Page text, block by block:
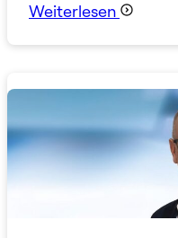
Weiterlesen